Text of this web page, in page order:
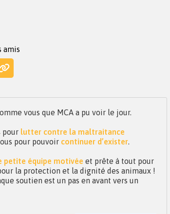
amis
vous que MCA a pu voir le jour.
pour lutter contre la maltraitance
pour pouvoir continuer d’exister.
petite équipe motivée et prête à tout pour
la protection et la dignité des animaux !
soutien est un pas en avant vers un